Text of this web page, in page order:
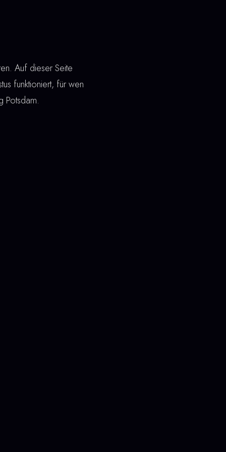
Auf dieser Seite
funktioniert, für wen
Potsdam.